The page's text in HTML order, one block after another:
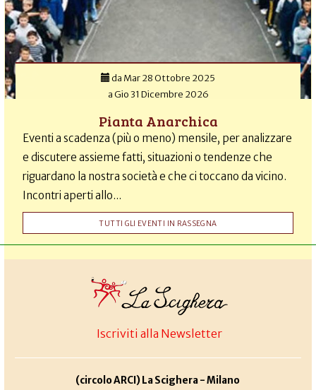
da Mar 28 Ottobre 2025
aGio 31 Dicembre 2026
Pianta Anarchica
Eventi a scadenza (più o meno) mensile, per analizzare
e discutere assieme fatti, situazioni o tendenze che
riguardano la nostra società e che ci toccano da vicino.
Incontri aperti allo...
TUTTI GLI EVENTI IN RASSEGNA
Iscriviti alla Newsletter
(circolo ARCI) La Scighera - Milano